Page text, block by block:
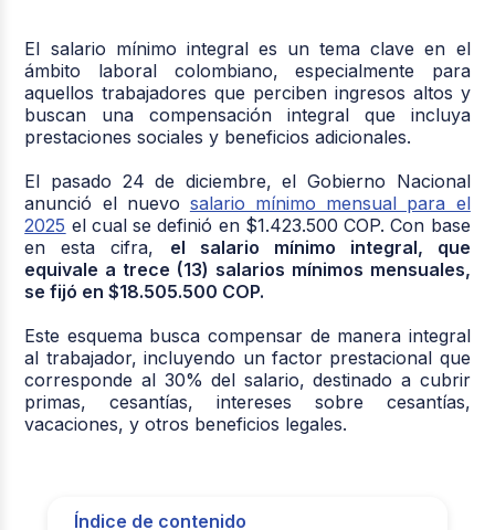
El salario mínimo integral es un tema clave en el
ámbito laboral colombiano, especialmente para
aquellos trabajadores que perciben ingresos altos y
buscan una compensación integral que incluya
prestaciones sociales y beneficios adicionales.
El pasado 24 de diciembre, el Gobierno Nacional
anunció el nuevo salario mínimo mensual para el
2025 el cual se definió en $1.423.500 COP. Con base
en esta cifra, el salario mínimo integral, que
equivale a trece (13) salarios mínimos mensuales,
se fijó en $18.505.500 COP.
Este esquema busca compensar de manera integral
al trabajador, incluyendo un factor prestacional que
corresponde al 30% del salario, destinado a cubrir
primas, cesantías, intereses sobre cesantías,
vacaciones, y otros beneficios legales.
Índice de contenido